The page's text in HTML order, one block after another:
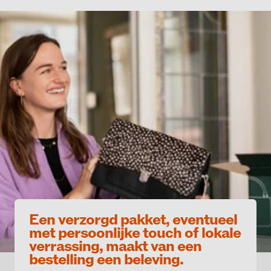
Een verzorgd pakket, eventueel
met persoonlijke touch of lokale
verrassing, maakt van een
bestelling een beleving.